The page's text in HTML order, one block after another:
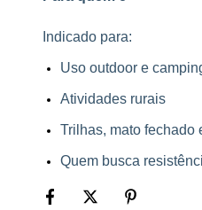
Indicado para:
Uso outdoor e
Atividades rurais
Trilhas, mato fechado
Quem busca